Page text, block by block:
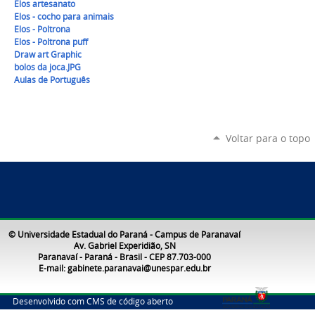
Elos artesanato
Elos - cocho para animais
Elos - Poltrona
Elos - Poltrona puff
Draw art Graphic
bolos da joca.JPG
Aulas de Português
Voltar para o topo
© Universidade Estadual do Paraná - Campus de Paranavaí
Av. Gabriel Experidião, SN
Paranavaí - Paraná - Brasil - CEP 87.703-000
E-mail: gabinete.paranavai@unespar.edu.br
Desenvolvido com CMS de código aberto